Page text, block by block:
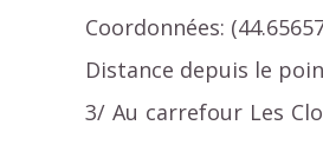
Coordonnées:
Distance depuis le
3/ Au carrefour Les